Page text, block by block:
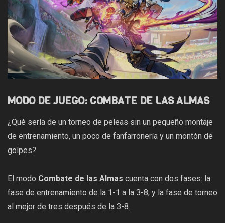
MODO DE JUEGO: COMBATE DE LAS ALMAS
¿Qué sería de un torneo de peleas sin un pequeño montaje
de entrenamiento, un poco de fanfarronería y un montón de
golpes?
El modo Combate de las Almas cuenta con dos fases: la
fase de entrenamiento de la 1-1 a la 3-8, y la fase de torneo
al mejor de tres después de la 3-8.